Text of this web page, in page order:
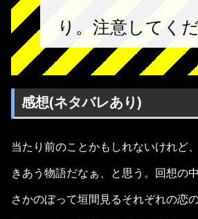
り。注意してくだ
感想(ネタバレあり)
当たり前のことかもしれないけれど
きあう物語だなぁ、と思う。回想の
さかのぼって垣間見るそれぞれの恋